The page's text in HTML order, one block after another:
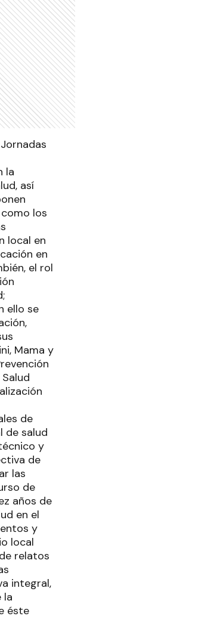
la
así
los
local en
en
el rol
ello se
Mama y
de
de salud
y
de
las
de
años de
en el
y
local
relatos
integral,
la
éste